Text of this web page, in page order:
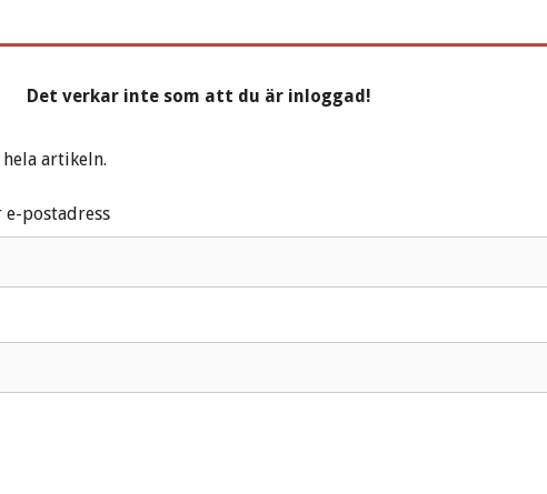
Det verkar inte som att du är inloggad!
artikeln.
postadress